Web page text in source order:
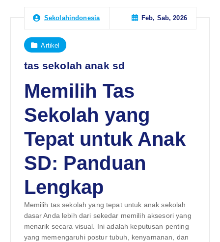
Sekolahindonesia Feb, Sab, 2026
Artikel
tas sekolah anak sd
Memilih Tas
Sekolah yang
Tepat untuk Anak
SD: Panduan
Lengkap
Memilih tas sekolah yang tepat untuk anak sekolah
dasar Anda lebih dari sekedar memilih aksesori yang
menarik secara visual. Ini adalah keputusan penting
yang memengaruhi postur tubuh, kenyamanan, dan